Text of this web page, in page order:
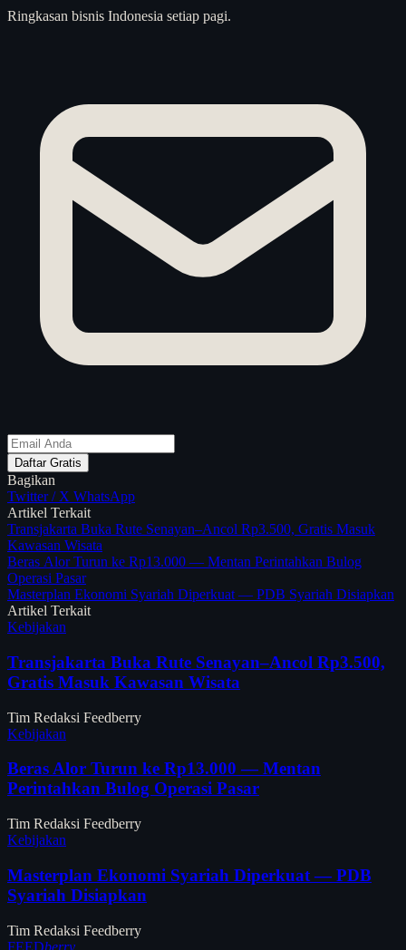
Ringkasan bisnis Indonesia setiap pagi.
Daftar Gratis
Bagikan
Twitter / X WhatsApp
Artikel Terkait
Transjakarta Buka Rute Senayan–Ancol Rp3.500, Gratis Masuk
Kawasan Wisata
Beras Alor Turun ke Rp13.000 — Mentan Perintahkan Bulog
Operasi Pasar
Masterplan Ekonomi Syariah Diperkuat — PDB Syariah Disiapkan
Artikel Terkait
Kebijakan
Transjakarta Buka Rute Senayan–Ancol Rp3.500,
Gratis Masuk Kawasan Wisata
Tim Redaksi Feedberry
Kebijakan
Beras Alor Turun ke Rp13.000 — Mentan
Perintahkan Bulog Operasi Pasar
Tim Redaksi Feedberry
Kebijakan
Masterplan Ekonomi Syariah Diperkuat — PDB
Syariah Disiapkan
Tim Redaksi Feedberry
FEEDberry